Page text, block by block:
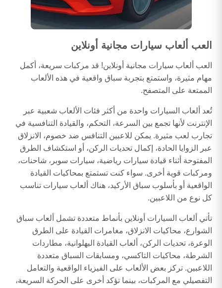
العب ألعاب سيارات مجانية أونلاين
العب ألعاب سيارات مجانية أونلاين! قد مركبات سريعة، أكمل
مهام مثيرة، واستمتع بتجربة سباق واقعية في هذه الألعاب
الممتعة على المتصفح.
تُعد ألعاب السيارات واحدة من أكثر فئات الألعاب شعبية عبر
الإنترنت لأنها تجمع بين السرعة، التحكم، والقيادة التنافسية في
تجارب لعب مثيرة. يمكن للاعبين التنافس ضد خصوم، الانزلاق
عبر الزوايا الحادة، إكمال تحديات الركن، أو استكشاف الطرق
المفتوحة أثناء قيادة سيارات رياضية، سيارات سوبر، شاحنات،
ومركبات قوية أخرى. سواء كنت تستمتع بمحاكيات القيادة
الواقعية أو بأسلوب سباق الأركيد، هناك ألعاب سيارات تناسب
كل نوع من اللاعبين.
تأتي ألعاب السيارات أونلاين بأنماط متعددة تشمل ألعاب سباق
الشوارع، محاكيات الانزلاق، مغامرات القيادة على الطرق
الوعرة، تحديات الركن، ألعاب القيادة البهلوانية، مطاردات
الشرطة، محاكيات التاكسي، ومسابقات السباق متعددة
اللاعبين. تركز بعض الألعاب على الفيزياء الواقعية والتعامل
التفصيلي مع المركبات، بينما تؤكد أخرى على الحركة السريعة،